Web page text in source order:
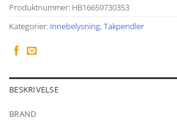
Produktnummer: HB16659730353
Kategorier: Innebelysning, Takpendler
BESKRIVELSE
BRAND